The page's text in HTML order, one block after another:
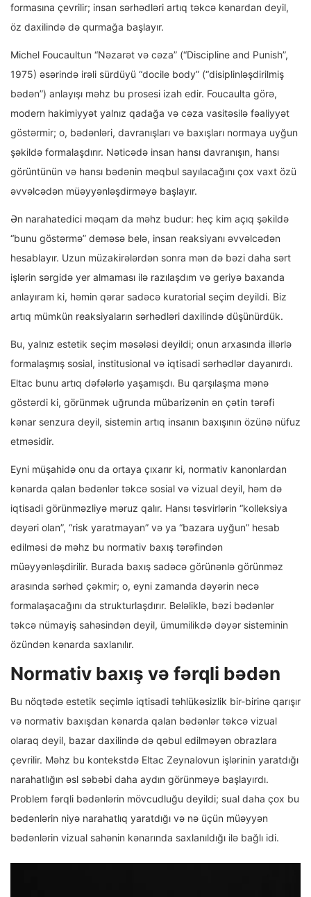
formasına çevrilir; insan sərhədləri artıq təkcə kənardan deyil,
öz daxilində də qurmağa başlayır.
Michel Foucaultun “Nəzarət və cəza” (“Discipline and Punish”,
1975) əsərində irəli sürdüyü “docile body” (“disiplinləşdirilmiş
bədən”) anlayışı məhz bu prosesi izah edir. Foucaulta görə,
modern hakimiyyət yalnız qadağa və cəza vasitəsilə fəaliyyət
göstərmir; o, bədənləri, davranışları və baxışları normaya uyğun
şəkildə formalaşdırır. Nəticədə insan hansı davranışın, hansı
görüntünün və hansı bədənin məqbul sayılacağını çox vaxt özü
əvvəlcədən müəyyənləşdirməyə başlayır.
Ən narahatedici məqam da məhz budur: heç kim açıq şəkildə
“bunu göstərmə” deməsə belə, insan reaksiyanı əvvəlcədən
hesablayır. Uzun müzakirələrdən sonra mən də bəzi daha sərt
işlərin sərgidə yer almaması ilə razılaşdım və geriyə baxanda
anlayıram ki, həmin qərar sadəcə kuratorial seçim deyildi. Biz
artıq mümkün reaksiyaların sərhədləri daxilində düşünürdük.
Bu, yalnız estetik seçim məsələsi deyildi; onun arxasında illərlə
formalaşmış sosial, institusional və iqtisadi sərhədlər dayanırdı.
Eltac bunu artıq dəfələrlə yaşamışdı. Bu qarşılaşma mənə
göstərdi ki, görünmək uğrunda mübarizənin ən çətin tərəfi
kənar senzura deyil, sistemin artıq insanın baxışının özünə nüfuz
etməsidir.
Eyni müşahidə onu da ortaya çıxarır ki, normativ kanonlardan
kənarda qalan bədənlər təkcə sosial və vizual deyil, həm də
iqtisadi görünməzliyə məruz qalır. Hansı təsvirlərin “kolleksiya
dəyəri olan”, “risk yaratmayan” və ya “bazara uyğun” hesab
edilməsi də məhz bu normativ baxış tərəfindən
müəyyənləşdirilir. Burada baxış sadəcə görünənlə görünməz
arasında sərhəd çəkmir; o, eyni zamanda dəyərin necə
formalaşacağını da strukturlaşdırır. Beləliklə, bəzi bədənlər
təkcə nümayiş sahəsindən deyil, ümumilikdə dəyər sisteminin
özündən kənarda saxlanılır.
Normativ baxış və fərqli bədən
Bu nöqtədə estetik seçimlə iqtisadi təhlükəsizlik bir-birinə qarışır
və normativ baxışdan kənarda qalan bədənlər təkcə vizual
olaraq deyil, bazar daxilində də qəbul edilməyən obrazlara
çevrilir. Məhz bu kontekstdə Eltac Zeynalovun işlərinin yaratdığı
narahatlığın əsl səbəbi daha aydın görünməyə başlayırdı.
Problem fərqli bədənlərin mövcudluğu deyildi; sual daha çox bu
bədənlərin niyə narahatlıq yaratdığı və nə üçün müəyyən
bədənlərin vizual sahənin kənarında saxlanıldığı ilə bağlı idi.